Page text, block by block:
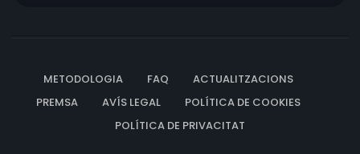
METODOLOGIA FAQ
ACTUALITZACIONS
PREMSA
AVÍS LEGAL
POLÍTICA DE COOKIES
POLÍTICA DE PRIVACITAT